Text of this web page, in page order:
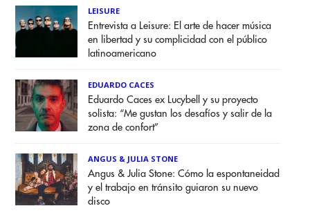
LEISURE
Entrevista a Leisure: El arte de hacer música
en libertad y su complicidad con el público
latinoamericano
EDUARDO CACES
Eduardo Caces ex Lucybell y su proyecto
solista: “Me gustan los desafíos y salir de la
zona de confort”
ANGUS & JULIA STONE
Angus & Julia Stone: Cómo la espontaneidad
y el trabajo en tránsito guiaron su nuevo
disco